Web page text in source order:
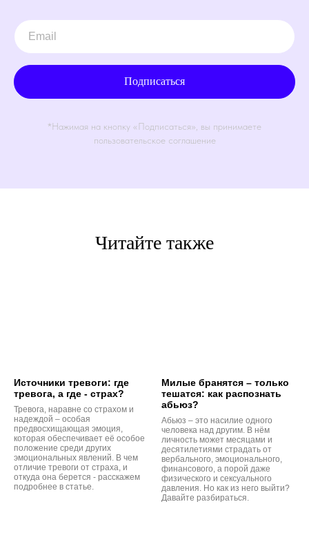
Подписаться
*Нажимая на кнопку «Подписаться», вы принимаете
пользовательское соглашение
Читайте также
Источники тревоги: где
тревога, а где - страх?
Тревога, наравне со страхом и
надеждой – особая
предвосхищающая эмоция,
которая обеспечивает её особое
положение среди других
эмоциональных явлений. В чем
отличие тревоги от страха, и
откуда она берется - расскажем
подробнее в статье.
Милые бранятся – только
тешатся: как распознать
абьюз?
Абьюз – это насилие одного
человека над другим. В нём
личность может месяцами и
десятилетиями страдать от
вербального, эмоционального,
финансового, а порой даже
физического и сексуального
давления. Но как из него выйти?
Давайте разбираться.